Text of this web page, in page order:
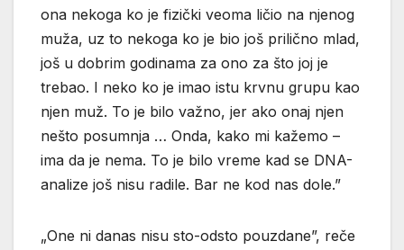
ona nekoga ko je fizički veoma ličio na njenog
muža, uz to nekoga ko je bio još prilično mlad,
još u dobrim godinama za ono za što joj je
trebao. I neko ko je imao istu krvnu grupu kao
njen muž. To je bilo važno, jer ako onaj njen
nešto posumnja … Onda, kako mi kažemo –
ima da je nema. To je bilo vreme kad se DNA-
analize još nisu radile. Bar ne kod nas dole.”
„One ni danas nisu sto-odsto pouzdane”, reče